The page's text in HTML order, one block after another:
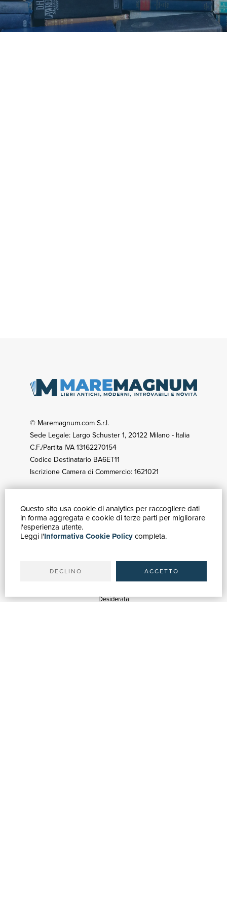
Questo sito usa cookie di analytics per raccogliere dati
in forma aggregata e cookie di terze parti per migliorare
l'esperienza utente.
Leggi l'Informativa Cookie Policycompleta.
DECLINO ACCETTO
© Maremagnum.com S.r.l.
Sede Legale: Largo Schuster 1, 20122 Milano - Italia
C.F./Partita IVA 13162270154
Codice Destinatario BA6ET11
Iscrizione Camera di Commercio: 1621021
GUIDA ACQUISTI
Catalogo
Ricerca avanzata
Spedizioni
Desiderata